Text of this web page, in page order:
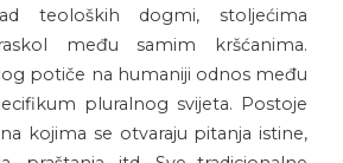
teoloških dogmi, stoljećima
među samim kršćanima.
potiče na humaniji odnos među
pluralnog svijeta. Postoje
kojima se otvaraju pitanja istine,